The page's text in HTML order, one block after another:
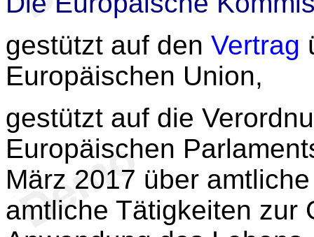
gestützt auf den Vertrag
Europäischen Union,
gestützt auf die
Europäischen
März 2017 über
amtliche Tätigkeiten zur